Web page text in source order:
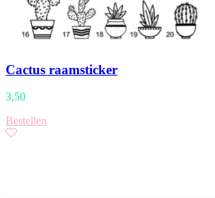
Cactus raamsticker
3,50
Bestellen